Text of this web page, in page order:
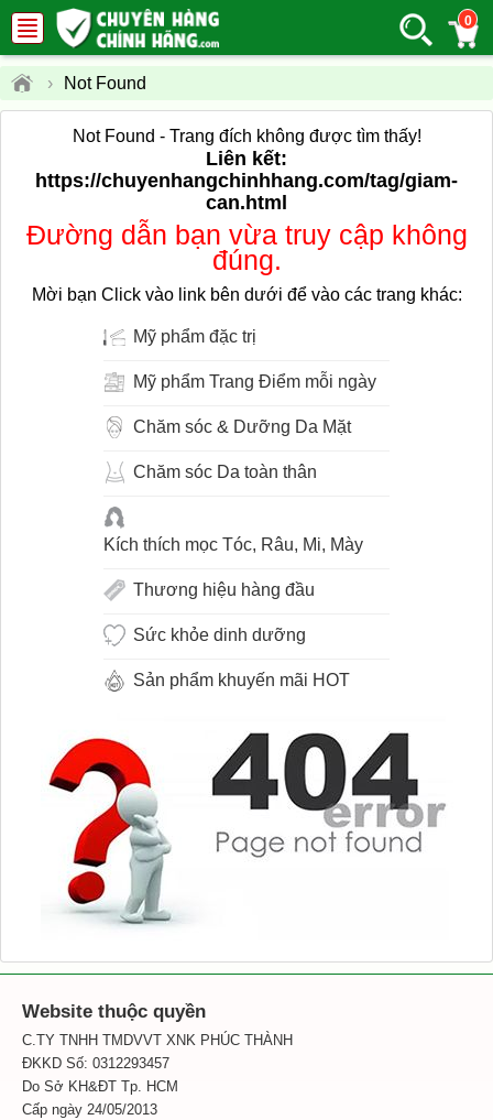
0
› Not Found
Not Found - Trang đích không được tìm thấy!
Liên kết:
https://chuyenhangchinhhang.com/tag/giam-
can.html
Đường dẫn bạn vừa truy cập không
đúng.
Mời bạn Click vào link bên dưới để vào các trang khác:
Mỹ phẩm đặc trị
Mỹ phẩm Trang Điểm mỗi ngày
Chăm sóc & Dưỡng Da Mặt
Chăm sóc Da toàn thân
Kích thích mọc Tóc, Râu, Mi, Mày
Thương hiệu hàng đầu
Sức khỏe dinh dưỡng
Sản phẩm khuyến mãi HOT
Website thuộc quyền
C.TY TNHH TMDVVT XNK PHÚC THÀNH
ĐKKD Số: 0312293457
Do Sở KH&ĐT Tp. HCM
Cấp ngày 24/05/2013